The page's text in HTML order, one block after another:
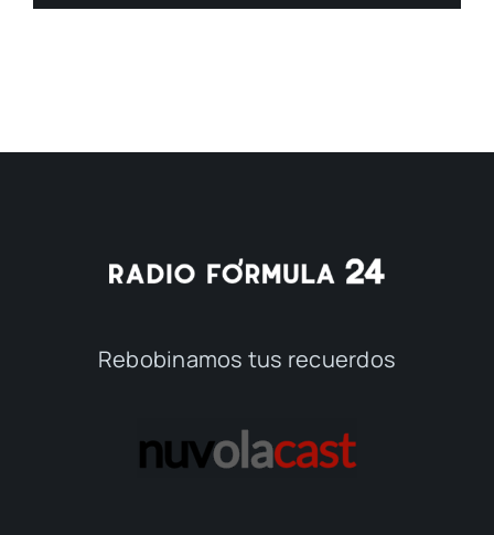
Rebobinamos tus recuerdos